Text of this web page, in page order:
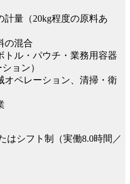
計量（20kg程度の原料あ
の混合
トル・パウチ・業務用容器
ョン）
オペレーション、清掃・衛
はシフト制（実働8.0時間／